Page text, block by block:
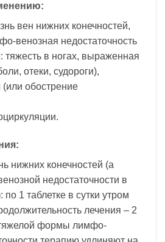
вен нижних конечностей,
венозная недостаточность
тяжесть в ногах, выраженная
отеки, судороги),
обострение
нижних конечностей (а
недостаточности в
по 1 таблетке в сутки утром
лечения – 2
формы лимфо-